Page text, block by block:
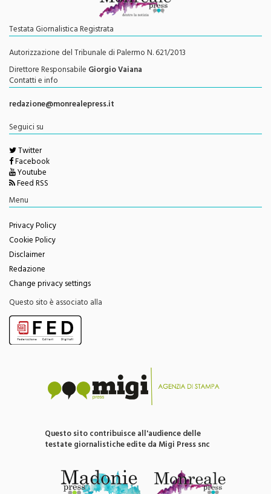
Testata Giornalistica Registrata
Autorizzazione del Tribunale di Palermo N. 621/2013
Direttore Responsabile Giorgio Vaiana
Contatti e info
redazione@monrealepress.it
Seguici su
Twitter
Facebook
Youtube
Feed RSS
Menu
Privacy Policy
Cookie Policy
Disclaimer
Redazione
Change privacy settings
Questo sito è associato alla
Questo sito contribuisce all'audience delle
testate giornalistiche edite da Migi Press snc